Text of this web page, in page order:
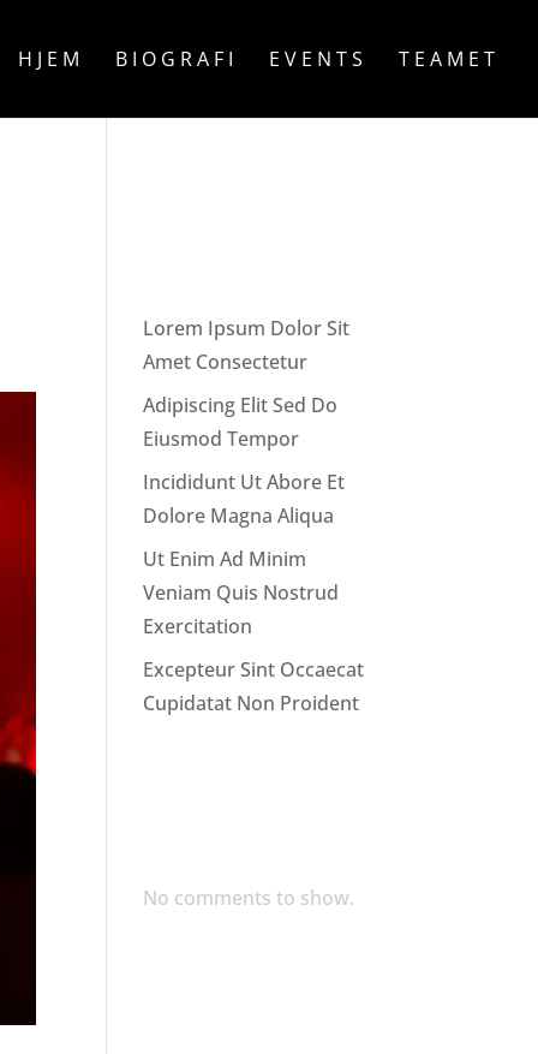
HJEM BIOGRAFI EVENTS TEAMET
Lorem Ipsum Dolor Sit
Amet Consectetur
Adipiscing Elit Sed Do
Eiusmod Tempor
Incididunt Ut Abore Et
Dolore Magna Aliqua
Ut Enim Ad Minim
Veniam Quis Nostrud
Exercitation
Excepteur Sint Occaecat
Cupidatat Non Proident
No comments to show.